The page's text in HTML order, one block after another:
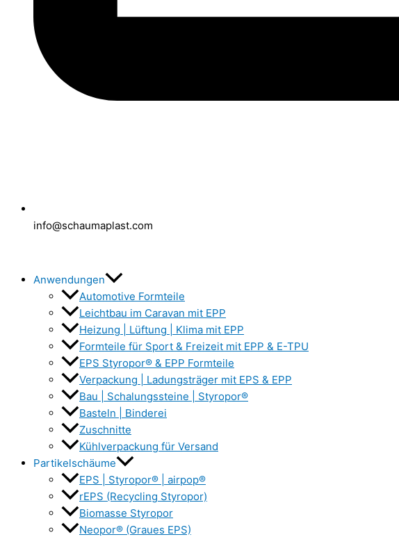
info@schaumaplast.com
Anwendungen
Automotive Formteile
Leichtbau im Caravan mit EPP
Heizung | Lüftung | Klima mit EPP
Formteile für Sport & Freizeit mit EPP & E-TPU
EPS Styropor® & EPP Formteile
Verpackung | Ladungsträger mit EPS & EPP
Bau | Schalungssteine | Styropor®
Basteln | Binderei
Zuschnitte
Kühlverpackung für Versand
Partikelschäume
EPS | Styropor® | airpop®
rEPS (Recycling Styropor)
Biomasse Styropor
Neopor® (Graues EPS)